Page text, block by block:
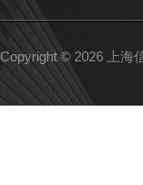
Copyright © 2026 上海